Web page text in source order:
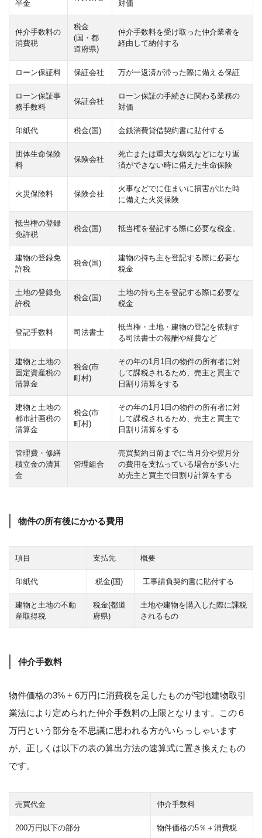
半金
対価
仲介手数料の
消費税
税金
(国・都
道府県)
仲介手数料を受け取った仲介業者を
経由して納付する
ローン保証料 保証会社 万が一返済が滞った際に備える保証
ローン保証事
務手数料
保証会社
ローン保証の手続きに関わる業務の
対価
印紙代 税金(国) 金銭消費貸借契約書に貼付する
団体生命保険
料
保険会社
死亡または重大な病気などになり返
済ができない時に備えた生命保険
火災保険料 保険会社
火事などでに住まいに損害が出た時
に備えた火災保険
抵当権の登録
免許税
税金(国) 抵当権を登記する際に必要な税金。
建物の登録免
許税
税金(国)
建物の持ち主を登記する際に必要な
税金
土地の登録免
許税
税金(国)
土地の持ち主を登記する際に必要な
税金
登記手数料 司法書士
抵当権・土地・建物の登記を依頼す
る司法書士の報酬や経費など
建物と土地の
固定資産税の
清算金
税金(市
町村)
その年の1月1日の物件の所有者に対
して課税されるため、売主と買主で
日割り清算をする
建物と土地の
都市計画税の
清算金
税金(市
町村)
その年の1月1日の物件の所有者に対
して課税されるため、売主と買主で
日割り清算をする
管理費・修繕
積立金の清算
金
管理組合
売買契約日前までに当月分や翌月分
の費用を支払っている場合が多いた
め売主と買主で日割り計算をする
物件の所有後にかかる費用
項目 支払先 概要
印紙代 税金(国) 工事請負契約書に貼付する
建物と土地の不動
産取得税
税金(都道
府県)
土地や建物を購入した際に課税
されるもの
仲介手数料
物件価格の3% + 6万円に消費税を足したものが宅地建物取引
業法により定められた仲介手数料の上限となります。この６
万円という部分を不思議に思われる方がいらっしゃいます
が、正しくは以下の表の算出方法の速算式に置き換えたもの
です。
売買代金 仲介手数料
200万円以下の部分 物件価格の5％＋消費税